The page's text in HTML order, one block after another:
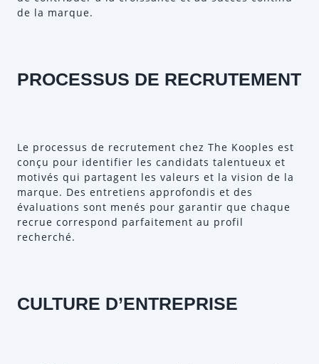
de la marque.
PROCESSUS DE RECRUTEMENT
Le processus de recrutement chez The Kooples est
conçu pour identifier les candidats talentueux et
motivés qui partagent les valeurs et la vision de la
marque. Des entretiens approfondis et des
évaluations sont menés pour garantir que chaque
recrue correspond parfaitement au profil
recherché.
CULTURE D’ENTREPRISE